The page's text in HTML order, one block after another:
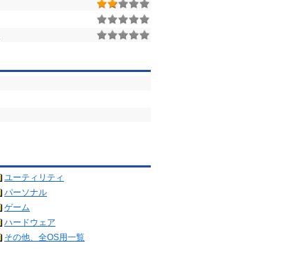
ユーティリティ
パーソナル
ゲーム
ハードウェア
その他、全OS用一覧